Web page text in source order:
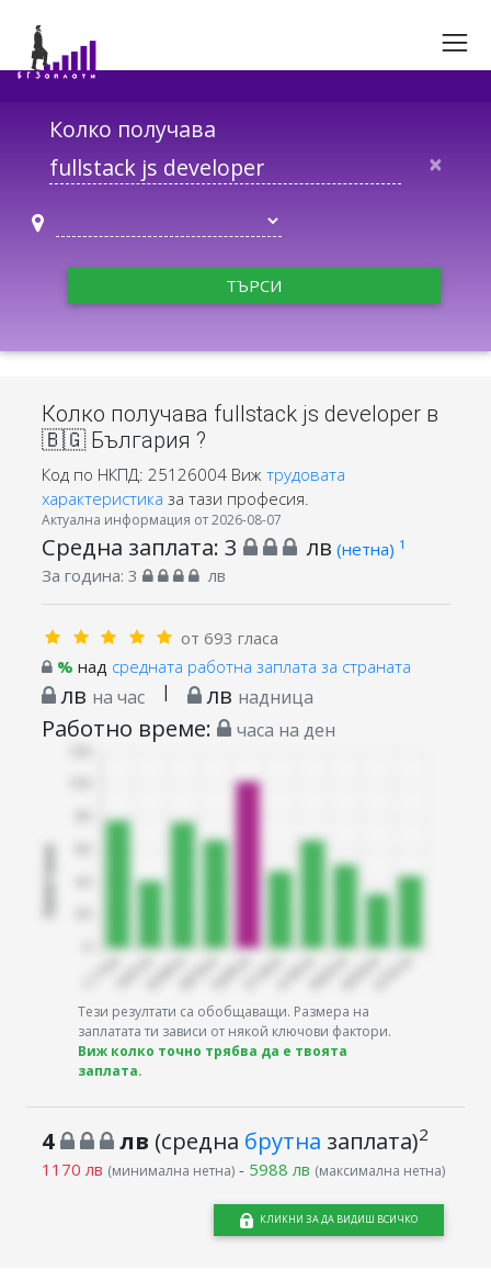
Колко получава
×
ТЪРСИ
Колко получава fullstack js developer в
🇧🇬 България ?
Код по НКПД: 25126004Виж трудовата
характеристика за тази професия.
Актуална информация от 2026-08-07
Средна заплата: 3 лв (нетна) 1
За година: 3 лв
от 693 гласа
% над средната работна заплата за страната
лв на час | лв надница
Работно време: часа на ден
Тези резултати са обобщаващи. Размера на
заплатата ти зависи от някой ключови фактори.
Виж колко точно трябва да е твоята
заплата.
4 лв (средна брутна заплата)2
1170 лв (минимална нетна)- 5988 лв (максимална нетна)
КЛИКНИ ЗА ДА ВИДИШ ВСИЧКО